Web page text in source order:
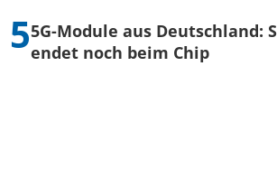
5G-Module aus Deutschland:
endet noch beim Chip